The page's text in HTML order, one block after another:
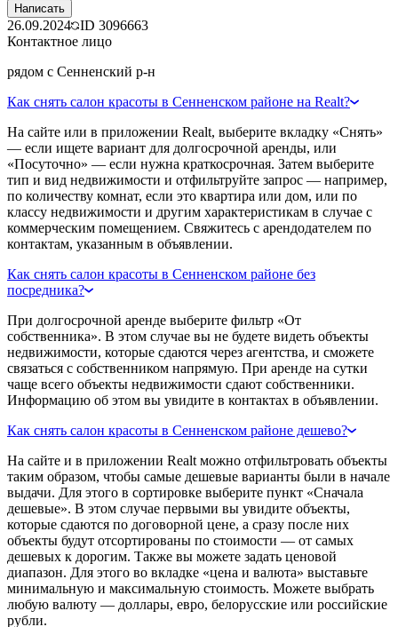
Написать
26.09.2024 ID 3096663
Контактное лицо
рядом с Сенненский р-н
Как снять салон красоты в Сенненском районе на Realt?
На сайте или в приложении Realt, выберите вкладку «Снять»
— если ищете вариант для долгосрочной аренды, или
«Посуточно» — если нужна краткосрочная. Затем выберите
тип и вид недвижимости и отфильтруйте запрос — например,
по количеству комнат, если это квартира или дом, или по
классу недвижимости и другим характеристикам в случае с
коммерческим помещением. Свяжитесь с арендодателем по
контактам, указанным в объявлении.
Как снять салон красоты в Сенненском районе без
посредника?
При долгосрочной аренде выберите фильтр «От
собственника». В этом случае вы не будете видеть объекты
недвижимости, которые сдаются через агентства, и сможете
связаться с собственником напрямую. При аренде на сутки
чаще всего объекты недвижимости сдают собственники.
Информацию об этом вы увидите в контактах в объявлении.
Как снять салон красоты в Сенненском районе дешево?
На сайте и в приложении Realt можно отфильтровать объекты
таким образом, чтобы самые дешевые варианты были в начале
выдачи. Для этого в сортировке выберите пункт «Сначала
дешевые». В этом случае первыми вы увидите объекты,
которые сдаются по договорной цене, а сразу после них
объекты будут отсортированы по стоимости — от самых
дешевых к дорогим. Также вы можете задать ценовой
диапазон. Для этого во вкладке «цена и валюта» выставьте
минимальную и максимальную стоимость. Можете выбрать
любую валюту — доллары, евро, белорусские или российские
рубли.